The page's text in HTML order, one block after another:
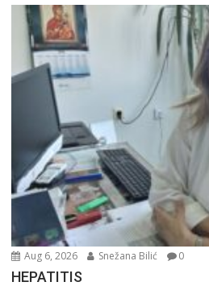
Aug 6, 2026 Snežana Bilić 0
HEPATITIS